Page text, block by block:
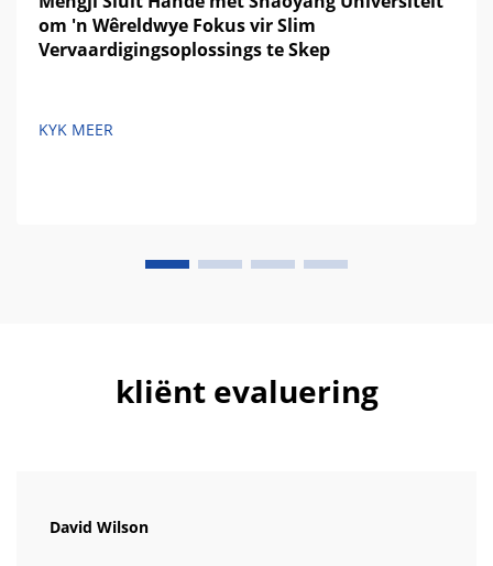
om 'n Wêreldwye Fokus vir Slim
Vervaardigingsoplossings te Skep
KYK MEER
kliënt evaluering
David Wilson